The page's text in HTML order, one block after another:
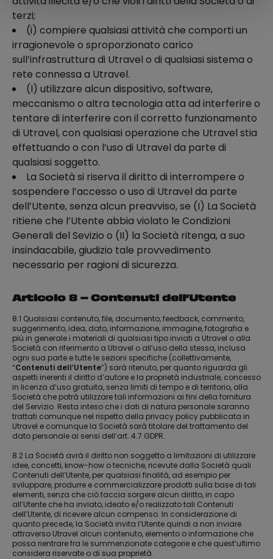
terzi;
(i) compiere qualsiasi attività che comporti un
irragionevole o sproporzionato carico
sull’infrastruttura di Utravel o di qualsiasi sistema o
rete connessa a Utravel.
(l) utilizzare alcun dispositivo, software,
meccanismo o altra tecnologia atta ad interferire o
tentare di interferire con il corretto funzionamento
di Utravel, con qualsiasi operazione che Utravel stia
effettuando o con l’uso di Utravel da parte di
qualsiasi soggetto.
La Società si riserva il diritto di interrompere o
sospendere l’accesso o uso di Utravel da parte
dell’Utente, senza alcun preavviso, se (I) La Società
ritiene che l’Utente abbia violato le Condizioni
Generali del Sevizio o (II) la Società ritenga, a suo
insindacabile, giudizio tale provvedimento
necessario per ragioni di sicurezza.
Articolo 8 – Contenuti dell’Utente
8.1 Qualsiasi contenuto, file, documento, feedback, commento,
suggerimento, idea, dato, informazione, immagine, fotografia e
più in generale i materiali di qualsiasi tipo inviati a Utravel o alla
Società con riferimento a Utravel o all’uso della stessa, inclusa
ogni sua parte e tutte le sezioni specifiche (collettivamente,
“Contenuti dell’Utente”) sarà ritenuto, per quanto riguarda gli
aspetti inerenti il diritto d’autore e la proprietà industriale, concesso
in licenza d’uso gratuita, senza limiti di tempo e di territorio, alla
Società che potrà utilizzare tali informazioni ai fini della fornitura
del Servizio. Resta inteso che i dati di natura personale saranno
trattati comunque nel rispetto della privacy policy pubblicata in
Utravel e comunque la Società sarà titolare del trattamento del
dato personale ai sensi dell’art. 4.7 GDPR.
8.2 La Società avrà il diritto non soggetto a limitazioni di utilizzare
idee, concetti, know-how o tecniche, ricevute dalla Società quali
Contenuti dell’Utente, per qualsiasi finalità, ad esempio per
sviluppare, produrre e commercializzare prodotti sulla base di tali
elementi, senza che ciò faccia sorgere alcun diritto, in capo
all’Utente che ha inviato, ideato e/o realizzato tali Contenuti
dell’Utente, di ricevere alcun compenso. In considerazione di
quanto precede, la Società invita l’Utente quindi a non inviare
attraverso Utravel alcun contenuto, elemento o informazione che
possa rientrare fra le summenzionate categorie e che quest’ultimo
considera riservate o di sua proprietà.